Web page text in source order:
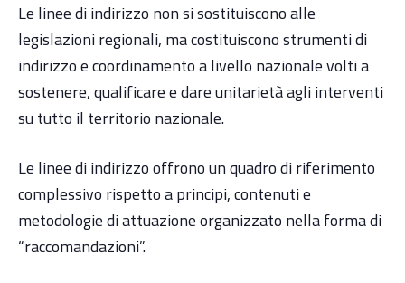
Le linee di indirizzo non si sostituiscono alle
legislazioni regionali, ma costituiscono strumenti di
indirizzo e coordinamento a livello nazionale volti a
sostenere, qualificare e dare unitarietà agli interventi
su tutto il territorio nazionale.
Le linee di indirizzo offrono un quadro di riferimento
complessivo rispetto a principi, contenuti e
metodologie di attuazione organizzato nella forma di
“raccomandazioni”.